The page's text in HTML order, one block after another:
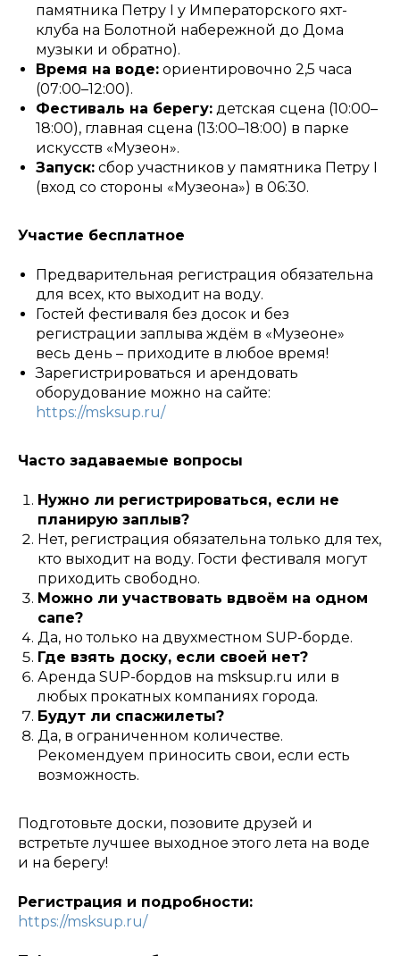
памятника Петру I у Императорского яхт-
клуба на Болотной набережной до Дома
музыки и обратно).
Время на воде: ориентировочно 2,5 часа
(07:00–12:00).
Фестиваль на берегу: детская сцена (10:00–
18:00), главная сцена (13:00–18:00) в парке
искусств «Музеон».
Запуск: сбор участников у памятника Петру I
(вход со стороны «Музеона») в 06:30.
Участие бесплатное
Предварительная регистрация обязательна
для всех, кто выходит на воду.
Гостей фестиваля без досок и без
регистрации заплыва ждём в «Музеоне»
весь день – приходите в любое время!
Зарегистрироваться и арендовать
оборудование можно на сайте:
https://msksup.ru/
Часто задаваемые вопросы
Нужно ли регистрироваться, если не
планирую заплыв?
Нет, регистрация обязательна только для тех,
кто выходит на воду. Гости фестиваля могут
приходить свободно.
Можно ли участвовать вдвоём на одном
сапе?
Да, но только на двухместном SUP-борде.
Где взять доску, если своей нет?
Аренда SUP-бордов на msksup.ru или в
любых прокатных компаниях города.
Будут ли спасжилеты?
Да, в ограниченном количестве.
Рекомендуем приносить свои, если есть
возможность.
Подготовьте доски, позовите друзей и
встретьте лучшее выходное этого лета на воде
и на берегу!
Регистрация и подробности:
https://msksup.ru/